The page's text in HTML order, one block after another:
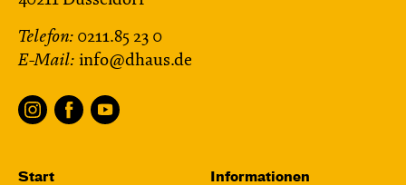
Telefon: 0211.85 23 0
E-Mail: info@dhaus.de
Start Informationen